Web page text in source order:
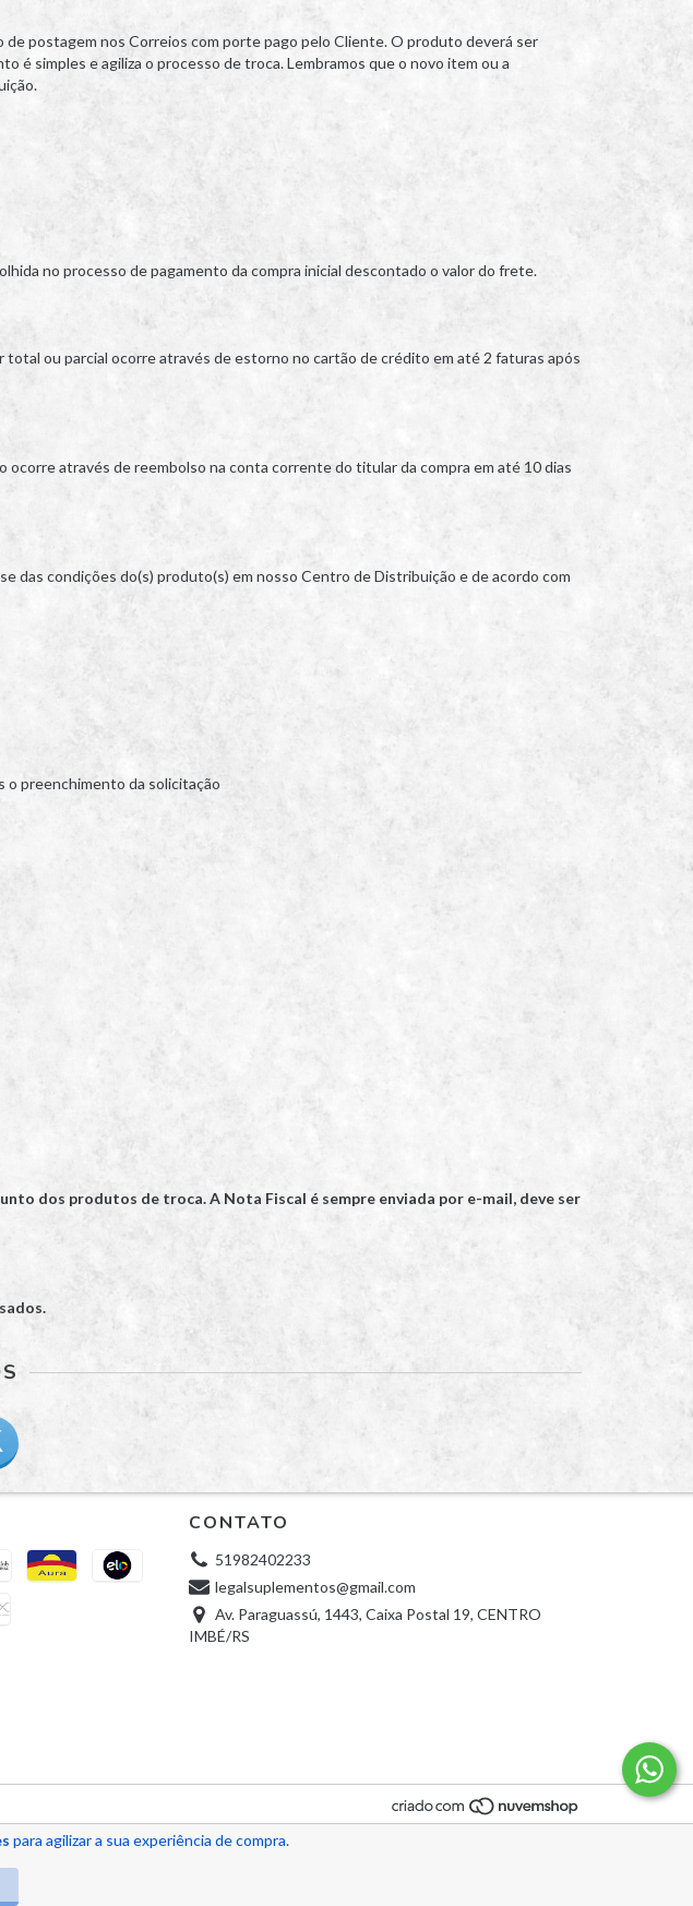
para agilizar a sua experiência de compra.
postagem nos Correios com porte pago pelo Cliente. O produto deverá ser
é simples e agiliza o processo de troca. Lembramos que o novo item ou a
no processo de pagamento da compra inicial descontado o valor do frete.
ou parcial ocorre através de estorno no cartão de crédito em até 2 faturas após
ocorre através de reembolso na conta corrente do titular da compra em até 10 dias
das condições do(s) produto(s) em nosso Centro de Distribuição e de acordo com
o preenchimento da solicitação
dos produtos de troca. A Nota Fiscal é sempre enviada por e-mail, deve ser
CONTATO
51982402233
legalsuplementos@gmail.com
Av. Paraguassú, 1443, Caixa Postal 19, CENTRO
IMBÉ/RS